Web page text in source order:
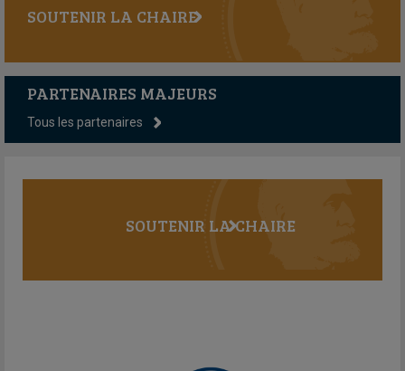
SOUTENIR LA CHAIRE
PARTENAIRES MAJEURS
Tous les partenaires
SOUTENIR LA CHAIRE